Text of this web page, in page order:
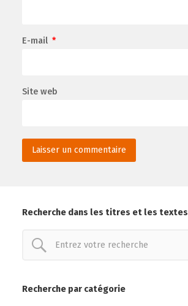
E-mail *
Site web
Recherche dans les titres et les textes
Recherche par catégorie